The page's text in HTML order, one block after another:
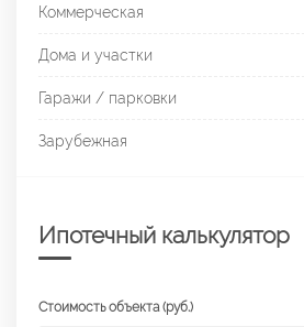
Коммерческая
Дома и участки
Гаражи / парковки
Зарубежная
Ипотечный калькулятор
Стоимость объекта (руб.)